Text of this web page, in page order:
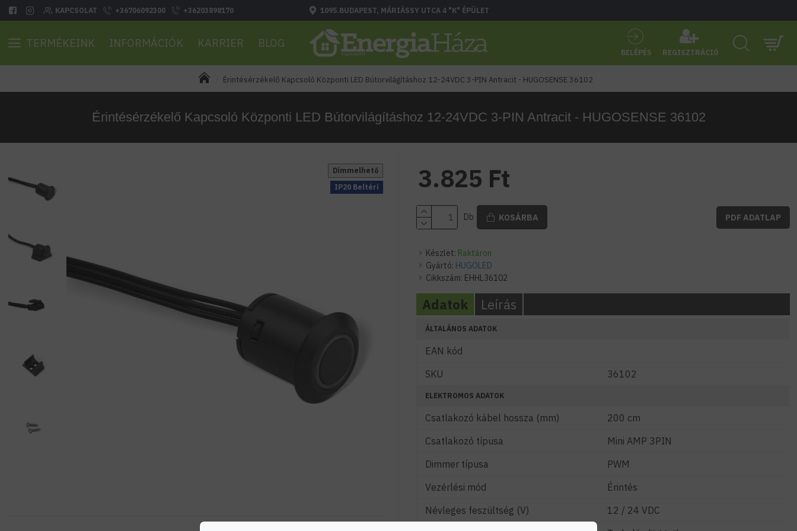
KAPCSOLAT +36706092300 +36203898170 1095.BUDAPEST, MÁRIÁSSY UTCA 4 "K" ÉPÜLET
TERMÉKEINK INFORMÁCIÓK KARRIER BLOG
BELÉPÉS REGISZTRÁCIÓ
Érintésérzékelő Kapcsoló Központi LED Bútorvilágításhoz 12-24VDC 3-PIN Antracit - HUGOSENSE 36102
Érintésérzékelő Kapcsoló Központi LED Bútorvilágításhoz 12-24VDC 3-PIN Antracit - HUGOSENSE 36102
IP20 Beltéri
Dimmelhető
Készlet: Raktáron
Gyártó: HUGOLED
Cikkszám: EHHL36102
3.825 Ft
Db KOSÁRBA PDF ADATLAP
Adatok Leírás
ÁLTALÁNOS ADATOK
EAN kód
SKU
36102
ELEKTROMOS ADATOK
Csatlakozó kábel hossza (mm)
200 cm
Csatlakozó típusa
Mini AMP 3PIN
Dimmer típusa
PWM
Vezérlési mód
Érintés
Névleges feszültség (V)
12 / 24 VDC